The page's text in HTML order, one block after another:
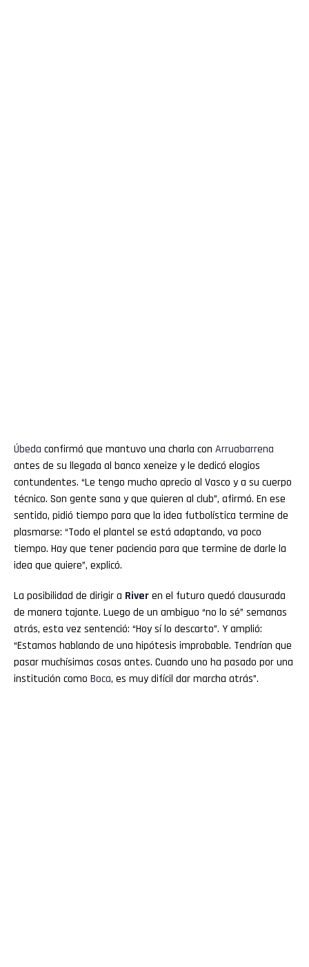
Úbeda confirmó que mantuvo una charla con Arruabarrena
antes de su llegada al banco xeneize y le dedicó elogios
contundentes. “Le tengo mucho aprecio al Vasco y a su cuerpo
técnico. Son gente sana y que quieren al club”, afirmó. En ese
sentido, pidió tiempo para que la idea futbolística termine de
plasmarse: “Todo el plantel se está adaptando, va poco
tiempo. Hay que tener paciencia para que termine de darle la
idea que quiere”, explicó.
La posibilidad de dirigir a Riveren el futuro quedó clausurada
de manera tajante. Luego de un ambiguo “no lo sé” semanas
atrás, esta vez sentenció: “Hoy sí lo descarto”. Y amplió:
“Estamos hablando de una hipótesis improbable. Tendrían que
pasar muchísimas cosas antes. Cuando uno ha pasado por una
institución como Boca, es muy difícil dar marcha atrás”.